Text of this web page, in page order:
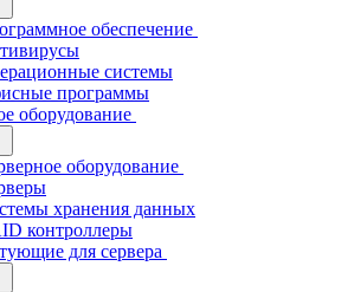
обеспечение
системы
программы
оборудование
оборудование
хранения данных
контроллеры
для сервера